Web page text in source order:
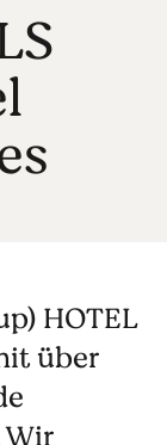
HOTEL
über